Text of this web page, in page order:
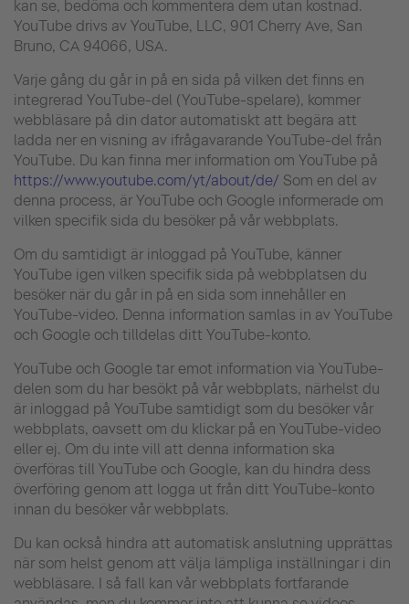
kan se, bedöma och kommentera dem utan kostnad.
YouTube drivs av YouTube, LLC, 901 Cherry Ave, San
Bruno, CA 94066, USA.
Varje gång du går in på en sida på vilken det finns en
integrerad YouTube-del (YouTube-spelare), kommer
webbläsare på din dator automatiskt att begära att
ladda ner en visning av ifrågavarande YouTube-del från
YouTube. Du kan finna mer information om YouTube på
https://www.youtube.com/yt/about/de/ Som en del av
denna process, är YouTube och Google informerade om
vilken specifik sida du besöker på vår webbplats.
Om du samtidigt är inloggad på YouTube, känner
YouTube igen vilken specifik sida på webbplatsen du
besöker när du går in på en sida som innehåller en
YouTube-video. Denna information samlas in av YouTube
och Google och tilldelas ditt YouTube-konto.
YouTube och Google tar emot information via YouTube-
delen som du har besökt på vår webbplats, närhelst du
är inloggad på YouTube samtidigt som du besöker vår
webbplats, oavsett om du klickar på en YouTube-video
eller ej. Om du inte vill att denna information ska
överföras till YouTube och Google, kan du hindra dess
överföring genom att logga ut från ditt YouTube-konto
innan du besöker vår webbplats.
Du kan också hindra att automatisk anslutning upprättas
när som helst genom att välja lämpliga inställningar i din
webbläsare. I så fall kan vår webbplats fortfarande